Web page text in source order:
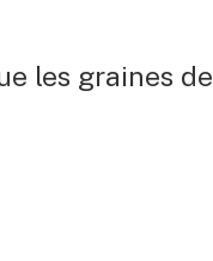
les graines de